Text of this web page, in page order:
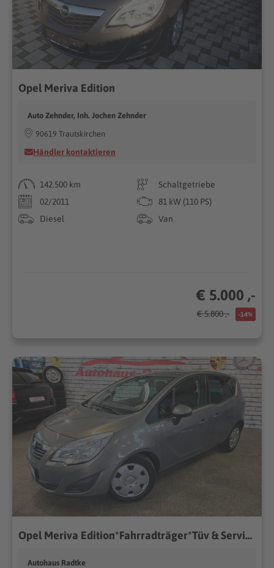
Opel Meriva Edition
Auto Zehnder, Inh. Jochen Zehnder
90619 Trautskirchen
Händler kontaktieren
142.500 km
Schaltgetriebe
02/2011
81 kW (110 PS)
Diesel
Van
€ 5.000 ,-
€ 5.800 ,- -14%
Opel Meriva Edition*Fahrradträger*Tüv & Service NEU*
Autohaus Radtke